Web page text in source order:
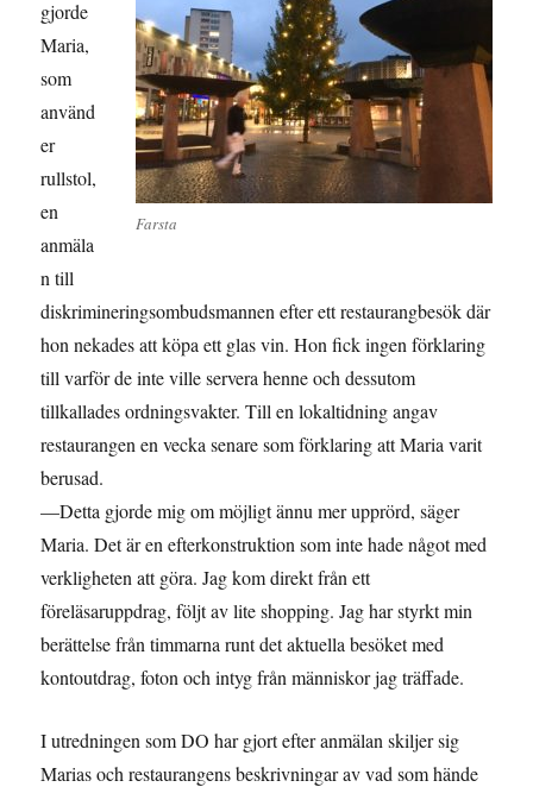
Farsta
gjorde
Maria,
som
använd
er
rullstol,
en
anmäla
n till
diskrimineringsombudsmannen efter ett restaurangbesök där
hon nekades att köpa ett glas vin. Hon fick ingen förklaring
till varför de inte ville servera henne och dessutom
tillkallades ordningsvakter. Till en lokaltidning angav
restaurangen en vecka senare som förklaring att Maria varit
berusad.
—Detta gjorde mig om möjligt ännu mer upprörd, säger
Maria. Det är en efterkonstruktion som inte hade något med
verkligheten att göra. Jag kom direkt från ett
föreläsaruppdrag, följt av lite shopping. Jag har styrkt min
berättelse från timmarna runt det aktuella besöket med
kontoutdrag, foton och intyg från människor jag träffade.
I utredningen som DO har gjort efter anmälan skiljer sig
Marias och restaurangens beskrivningar av vad som hände